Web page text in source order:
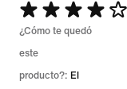
Se
calificó
con
4
¿Cómo te quedó
este
producto?: El